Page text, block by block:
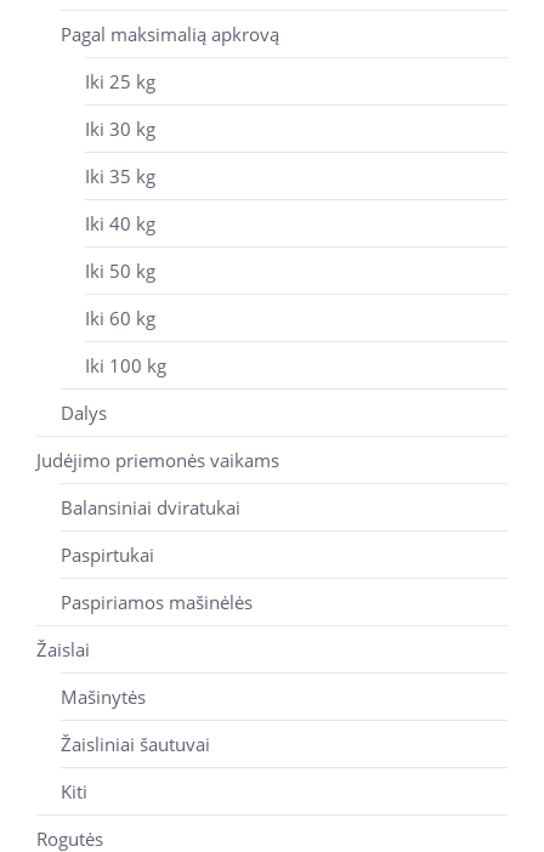
Pagal maksimalią apkrovą
Iki 25 kg
Iki 30 kg
Iki 35 kg
Iki 40 kg
Iki 50 kg
Iki 60 kg
Iki 100 kg
Dalys
Judėjimo priemonės vaikams
Balansiniai dviratukai
Paspirtukai
Paspiriamos mašinėlės
Žaislai
Mašinytės
Žaisliniai šautuvai
Kiti
Rogutės